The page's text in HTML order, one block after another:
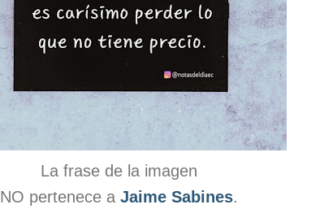
La frase de la imagen
NO pertenece a Jaime Sabines.